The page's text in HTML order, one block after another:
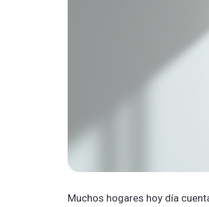
Muchos hogares hoy día